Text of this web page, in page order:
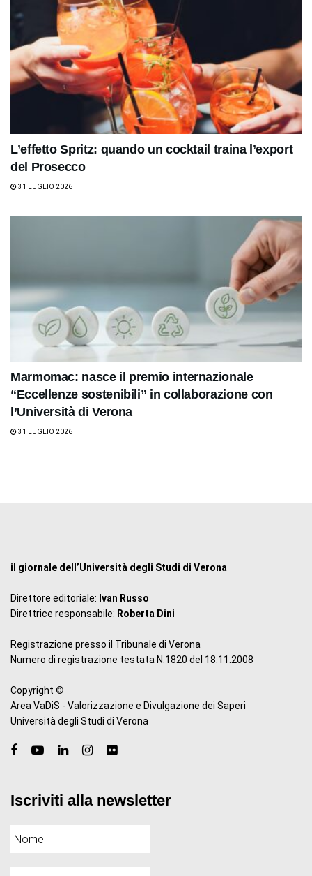
L’effetto Spritz: quando un cocktail traina l’export
del Prosecco
31 LUGLIO 2026
Marmomac: nasce il premio internazionale
“Eccellenze sostenibili” in collaborazione con
l’Università di Verona
31 LUGLIO 2026
il giornale dell’Università degli Studi di Verona
Direttore editoriale: Ivan Russo
Direttrice responsabile: Roberta Dini
Registrazione presso il Tribunale di Verona
Numero di registrazione testata N.1820 del 18.11.2008
Copyright ©
Area VaDiS - Valorizzazione e Divulgazione dei Saperi
Università degli Studi di Verona
Iscriviti alla newsletter